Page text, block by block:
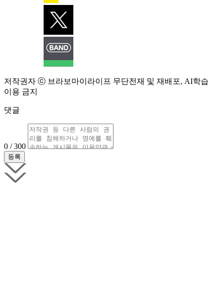
저작권자 ⓒ 브라보마이라이프 무단전재 및 재배포, AI학습
이용 금지
댓글
0 / 300